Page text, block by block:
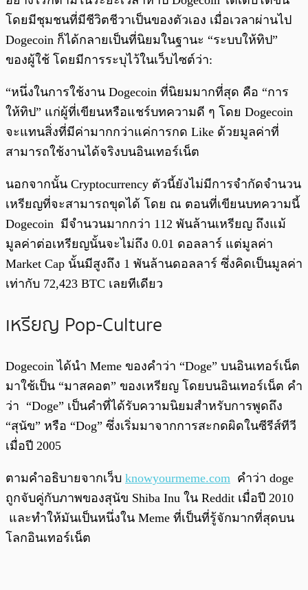
โดยมีชุมชนที่มีชีวิตชีวาเป็นของตัวเอง เมื่อเวลาผ่านไป
Dogecoin ก็ได้กลายเป็นที่นิยมในฐานะ “ระบบให้ทิป”
ของผู้ใช้ โดยมีการระบุไว้ในเว็บไซต์ว่า:
“หนึ่งในการใช้งาน Dogecoin ที่นิยมมากที่สุด คือ “การ
ให้ทิป” แก่ผู้ที่เขียนหรือแชร์บทความดี ๆ โดย Dogecoin
จะแทนสิ่งที่มีค่ามากกว่าแค่การกด Like ด้วยมูลค่าที่
สามารถใช้งานได้จริงบนอินเทอร์เน็ต
นอกจากนั้น Cryptocurrency ตัวนี้ยังไม่มีการจำกัดจำนวน
เหรียญที่จะสามารถขุดได้ โดย ณ ตอนที่เขียนบทความนี้
Dogecoin มีจำนวนมากกว่า 112 พันล้านเหรียญ ถึงแม้
มูลค่าต่อเหรียญนั้นจะไม่ถึง 0.01 ดอลลาร์ แต่มูลค่า
Market Cap นั้นมีสูงถึง 1 พันล้านดอลลาร์ ซึ่งคิดเป็นมูลค่า
เท่ากับ 72,423 BTC เลยทีเดียว
เหรียญ Pop-Culture
Dogecoin ได้นำ Meme ของคำว่า “Doge” บนอินเทอร์เน็ต
มาใช้เป็น “มาสคอต” ของเหรียญ โดยบนอินเทอร์เน็ต คำ
ว่า “Doge” เป็นคำที่ได้รับความนิยมสำหรับการพูดถึง
“สุนัข” หรือ “Dog” ซึ่งเริ่มมาจากการสะกดผิดในซีรีส์ทีวี
เมื่อปี 2005
ตามคำอธิบายจากเว็บ knowyourmeme.com คำว่า doge
ถูกจับคู่กับภาพของสุนัข Shiba Inu ใน Reddit เมื่อปี 2010
และทำให้มันเป็นหนึ่งใน Meme ที่เป็นที่รู้จักมากที่สุดบน
โลกอินเทอร์เน็ต